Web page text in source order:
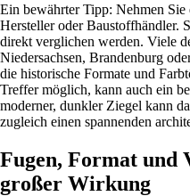
Ein bewährter Tipp: Nehmen
Hersteller oder Baustoffhändler.
direkt verglichen werden. Viele
Niedersachsen, Brandenburg
die historische Formate und
Treffer möglich, kann auch ein
moderner, dunkler Ziegel kann
zugleich einen spannenden
Fugen, Format und
großer Wirkung